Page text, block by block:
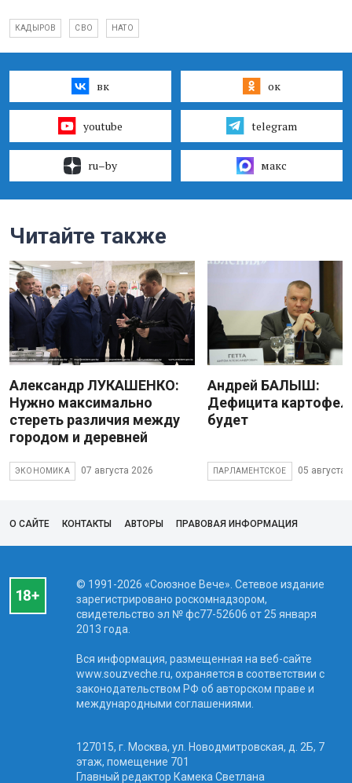
КАДЫРОВ СВО НАТО
вк ок
youtube telegram
ru–by макс
Читайте также
Александр ЛУКАШЕНКО:
Нужно максимально
стереть различия между
городом и деревней
ЭКОНОМИКА 07 августа 2026
Андрей БАЛЫШ:
Дефицита
будет
ПАРЛАМЕНТСКОЕ 05 августа
О САЙТЕ КОНТАКТЫ АВТОРЫ ПРАВОВАЯ ИНФОРМАЦИЯ
© 1991-2026 «Союзное Вече». Сетевое издание
зарегистрировано роскомнадзором,
свидетельство эл № фc77-52606 от 25 января
2013 года.
Вся информация, размещенная на веб-сайте
www.souzveche.ru, охраняется в соответствии с
законодательством РФ об авторском праве и
международными соглашениями.
127015, г. Москва, ул. Новодмитровская, д. 2Б, 7
этаж, помещение 701
Главный редактор Камека Светлана